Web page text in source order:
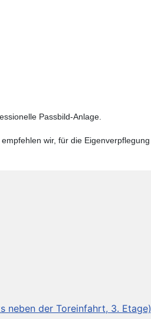
Passbild-Anlage.
wir, für die
neben der Toreinfahrt, 3. Etage)